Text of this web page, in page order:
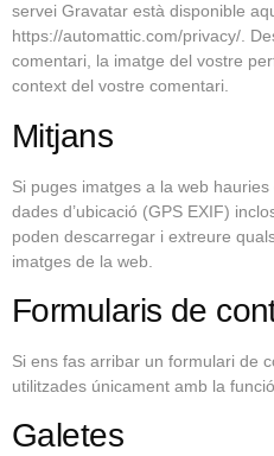
servei Gravatar està disponible
https://automattic.com/privacy/.
comentari, la imatge del vostre
context del vostre comentari.
Mitjans
Si puges imatges a la web
dades d’ubicació (GPS EXIF)
poden descarregar i extreure
imatges de la web.
Formularis de
Si ens fas arribar un formulari de
utilitzades únicament amb la
Galetes